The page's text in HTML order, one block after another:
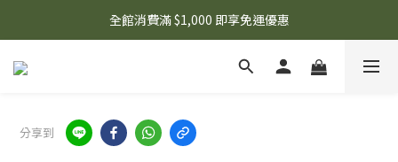
🌟 想知道現在有什麼優惠嗎？ 點擊查看最新優惠！
全館消費滿 $1,000 即享免運優惠
🌟 想知道現在有什麼優惠嗎？ 點擊查看最新優惠！
分享到